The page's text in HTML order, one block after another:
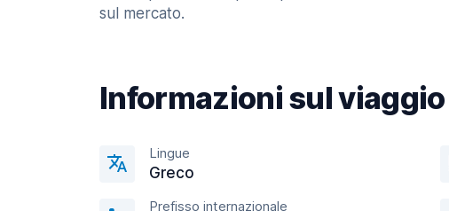
sul mercato.
Informazioni sul viaggio
Lingue
Greco
Prefisso internazionale